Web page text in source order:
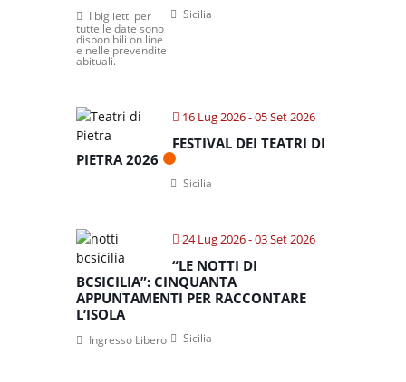
Sicilia
I biglietti per
tutte le date sono
disponibili on line
e nelle prevendite
abituali.
16 Lug 2026- 05 Set 2026
FESTIVAL DEI TEATRI DI
PIETRA 2026
Sicilia
24 Lug 2026- 03 Set 2026
“LE NOTTI DI
BCSICILIA”: CINQUANTA
APPUNTAMENTI PER RACCONTARE
L’ISOLA
Sicilia
Ingresso Libero